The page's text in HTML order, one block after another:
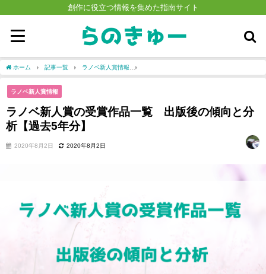
創作に役立つ情報を集めた指南サイト
ホーム 記事一覧 ラノベ新人賞情報
ラノベ新人賞情報
ラノベ新人賞の受賞作品一覧 出版後の傾向と分
析【過去5年分】
2020年8月2日 2020年8月2日